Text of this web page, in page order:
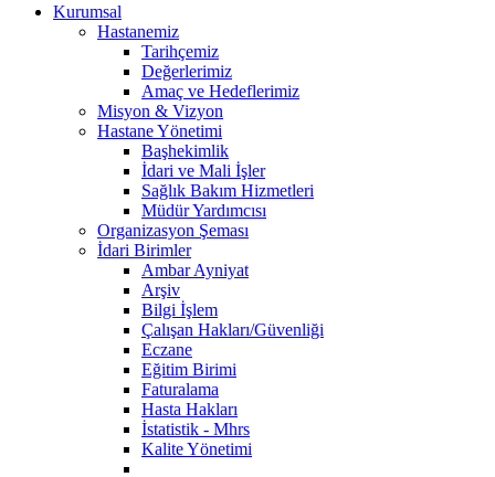
Kurumsal
Hastanemiz
Tarihçemiz
Değerlerimiz
Amaç ve Hedeflerimiz
Misyon & Vizyon
Hastane Yönetimi
Başhekimlik
İdari ve Mali İşler
Sağlık Bakım Hizmetleri
Müdür Yardımcısı
Organizasyon Şeması
İdari Birimler
Ambar Ayniyat
Arşiv
Bilgi İşlem
Çalışan Hakları/Güvenliği
Eczane
Eğitim Birimi
Faturalama
Hasta Hakları
İstatistik - Mhrs
Kalite Yönetimi